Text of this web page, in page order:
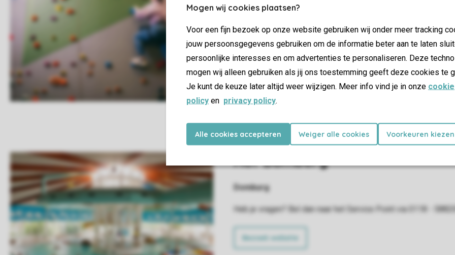
Mogen wij cookies plaatsen?
Voor een fijn bezoek op onze website gebruiken wij onder meer tracking
jouw persoonsgegevens gebruiken om de informatie beter aan te laten
persoonlijke interesses en om advertenties te personaliseren. Deze
mogen wij alleen gebruiken als jij ons toestemming geeft deze cookies te
Je kunt de keuze later altijd weer wijzigen. Meer info vind je in onze cookie
policy en privacy policy.
Alle cookies accepteren Weiger alle cookies Voorkeuren kiezen
Heb je nog vragen? Bel dan naar het Service Point via 0495-
receptie.weerterbergen@roompot.com
Bezoek website
Hof Domburg
Domburg
Heb je vragen? Bel dan naar het Service Point via 0118 -
Bezoek website